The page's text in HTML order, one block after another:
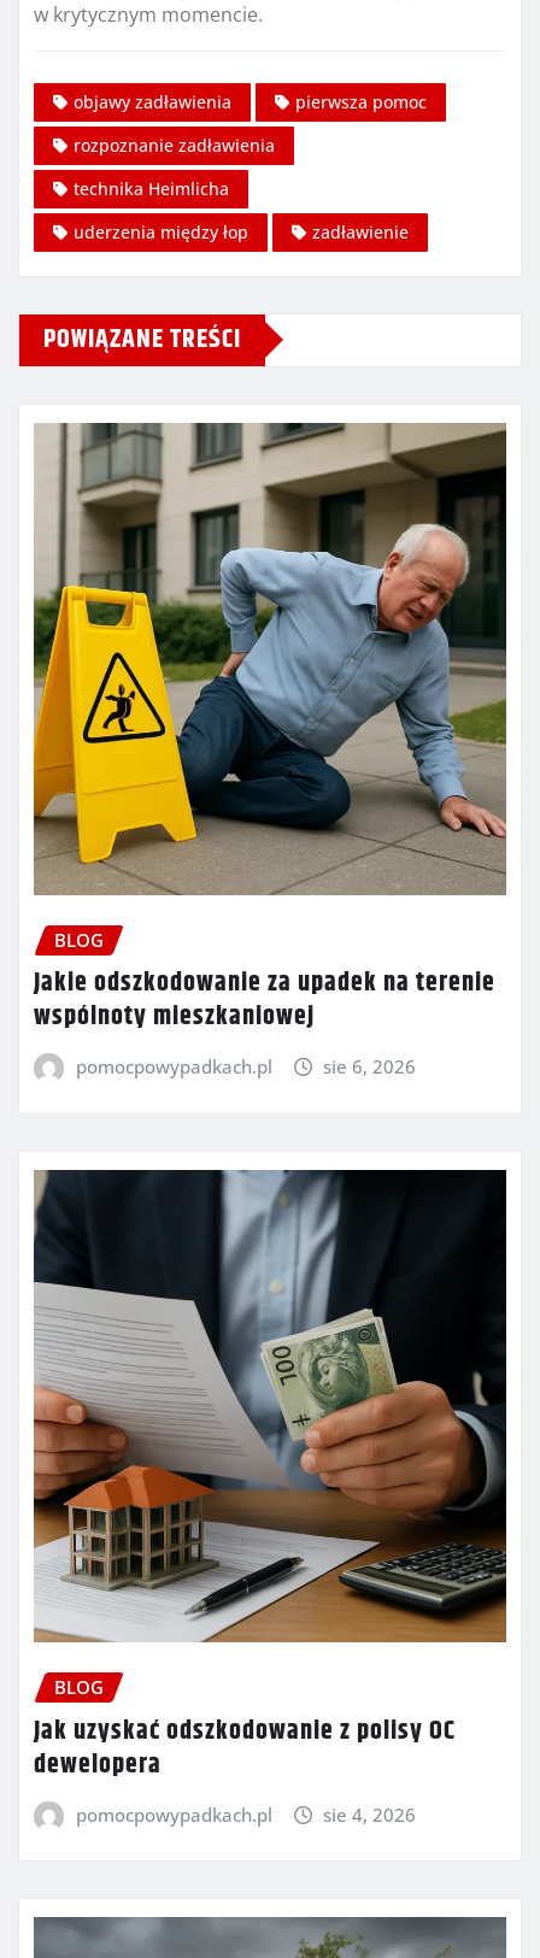
w krytycznym momencie.
objawy zadławienia
pierwsza pomoc
rozpoznanie zadławienia
technika Heimlicha
uderzenia między łop
zadławienie
POWIĄZANE TREŚCI
BLOG
Jakie odszkodowanie za upadek na terenie
wspólnoty mieszkaniowej
pomocpowypadkach.pl sie 6, 2026
BLOG
Jak uzyskać odszkodowanie z polisy OC
dewelopera
pomocpowypadkach.pl sie 4, 2026